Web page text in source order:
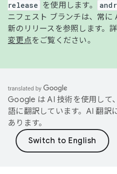
release
を使用します。
ニフェスト ブランチは、常に
新のリリースを参照します。
変更点をご覧ください。
Google は AI 技術を使用して
語に翻訳しています。AI 翻訳
あります。